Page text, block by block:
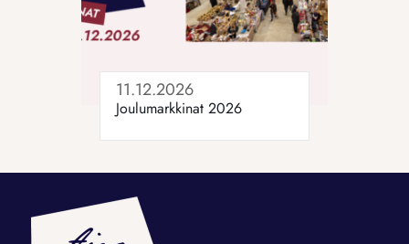
11.12.2026
Joulumarkkinat 2026